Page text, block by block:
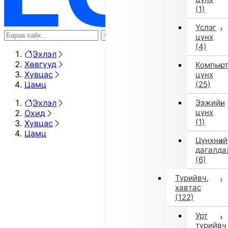
(1)
Үслэг
цүнх
(4)
цүнх
(25)
Ээжийн
цүнх
(1)
Цүнхний
(6)
Түрийвч,
хавтас
(122)
Урт
түрийвч
Эхлэл
Хөвгүүд
Хувцас
Цамц
Эхлэл
Охид
Хувцас
Цамц